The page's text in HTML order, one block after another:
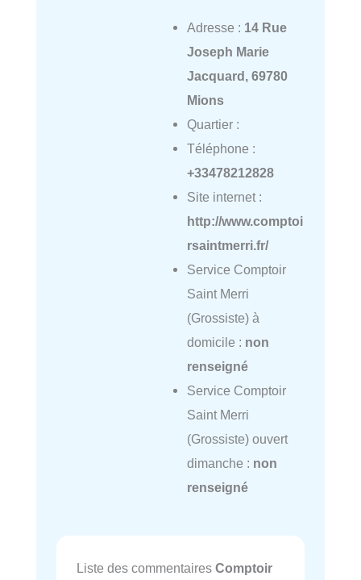
Adresse : 14 Rue
Joseph Marie
Jacquard, 69780
Mions
Quartier :
Téléphone :
+33478212828
Site internet :
http://www.comptoi
rsaintmerri.fr/
Service Comptoir
Saint Merri
(Grossiste) à
domicile : non
renseigné
Service Comptoir
Saint Merri
(Grossiste) ouvert
dimanche : non
renseigné
Liste des commentaires Comptoir